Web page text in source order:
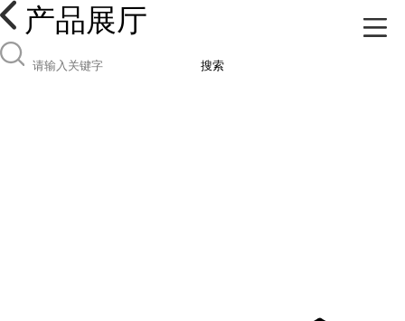
产品展厅
搜索